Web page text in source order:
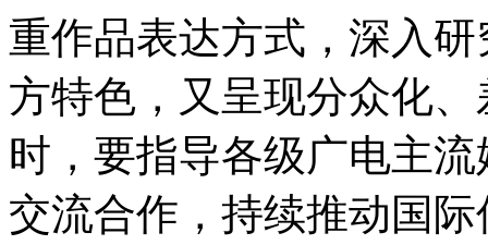
重作品表达方式，深入
方特色，又呈现分众化
时，要指导各级广电主
交流合作，持续推动国